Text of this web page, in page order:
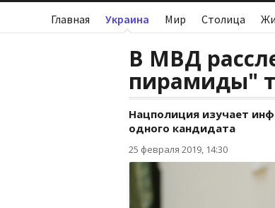
Главная Украина Мир Столица
В МВД
пирамиды"
Нацполиция изучает
одного кандидата
25 февраля 2019, 14:30